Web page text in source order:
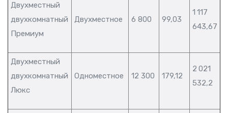
Двухместный
двухкомнатный
Премиум
Двухместное 6 800 99,03
1 117
643,67
Двухместный
двухкомнатный
Люкс
Одноместное 12 300 179,12
2 021
532,2